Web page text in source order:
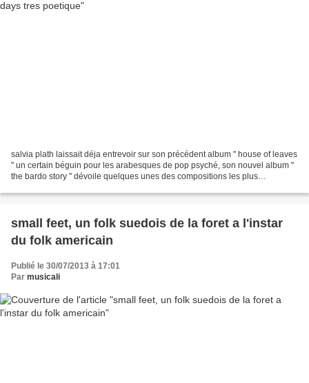
salvia plath laissait déja entrevoir sur son précédent album '' house of leaves
'' un certain béguin pour les arabesques de pop psyché, son nouvel album ''
the bardo story '' dévoile quelques unes des compositions les plus
small feet, un folk suedois de la foret a l'instar
du folk americain
Publié le 30/07/2013 à 17:01
Par musicali